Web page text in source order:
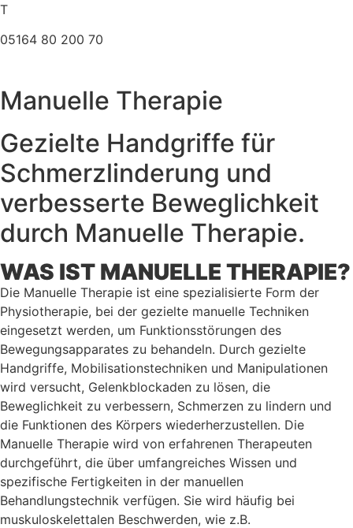
Zum
springen
T
05164 80 200 70
Manuelle Therapie
Gezielte Handgriffe für
Schmerzlinderung und
verbesserte Beweglichkeit
durch Manuelle Therapie.
WAS IST MANUELLE THERAPIE?
Die Manuelle Therapie ist eine spezialisierte Form der
Physiotherapie, bei der gezielte manuelle Techniken
eingesetzt werden, um Funktionsstörungen des
Bewegungsapparates zu behandeln. Durch gezielte
Handgriffe, Mobilisationstechniken und Manipulationen
wird versucht, Gelenkblockaden zu lösen, die
Beweglichkeit zu verbessern, Schmerzen zu lindern und
die Funktionen des Körpers wiederherzustellen. Die
Manuelle Therapie wird von erfahrenen Therapeuten
durchgeführt, die über umfangreiches Wissen und
spezifische Fertigkeiten in der manuellen
Behandlungstechnik verfügen. Sie wird häufig bei
muskuloskelettalen Beschwerden, wie z.B.